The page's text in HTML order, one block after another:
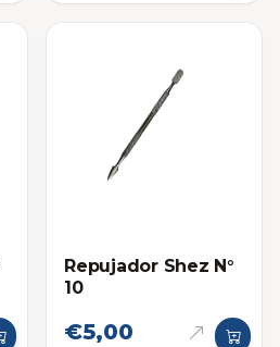
Repujador Shez N°
10
€5,00